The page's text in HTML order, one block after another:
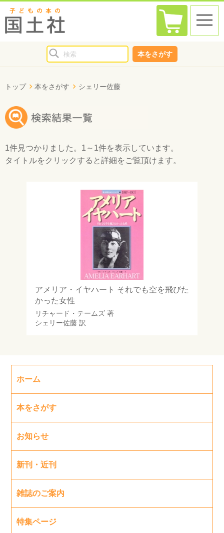
toggle
本をさがす
トップ 本をさがす シェリー佐藤
1件見つかりました。 1～1件を表示しています。
タイトルをクリックすると詳細をご覧頂けます。
アメリア・イヤハート それでも空を飛びた
かった女性
リチャード・テームズ著
シェリー佐藤訳
ホーム
本をさがす
お知らせ
新刊・近刊
雑誌のご案内
特集ページ